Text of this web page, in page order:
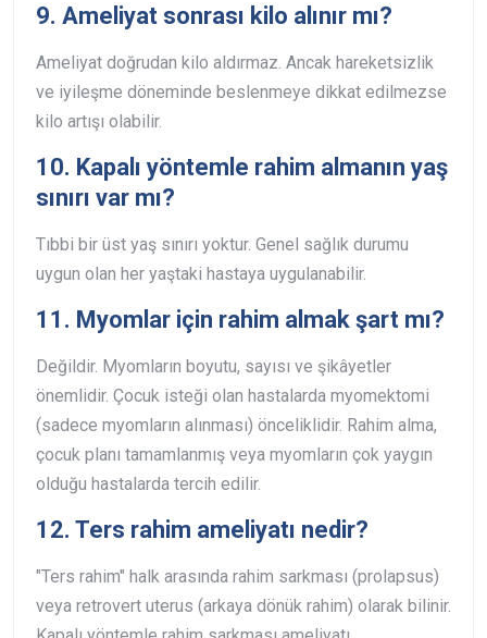
9. Ameliyat sonrası kilo alınır mı?
Ameliyat doğrudan kilo aldırmaz. Ancak hareketsizlik
ve iyileşme döneminde beslenmeye dikkat edilmezse
kilo artışı olabilir.
10. Kapalı yöntemle rahim almanın yaş
sınırı var mı?
Tıbbi bir üst yaş sınırı yoktur. Genel sağlık durumu
uygun olan her yaştaki hastaya uygulanabilir.
11. Myomlar için rahim almak şart mı?
Değildir. Myomların boyutu, sayısı ve şikâyetler
önemlidir. Çocuk isteği olan hastalarda myomektomi
(sadece myomların alınması) önceliklidir. Rahim alma,
çocuk planı tamamlanmış veya myomların çok yaygın
olduğu hastalarda tercih edilir.
12. Ters rahim ameliyatı nedir?
"Ters rahim" halk arasında rahim sarkması (prolapsus)
veya retrovert uterus (arkaya dönük rahim) olarak bilinir.